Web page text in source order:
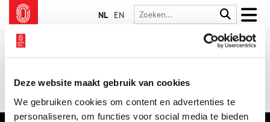
Deze website maakt gebruik van cookies
We gebruiken cookies om content en advertenties te
personaliseren, om functies voor social media te bieden
NL EN